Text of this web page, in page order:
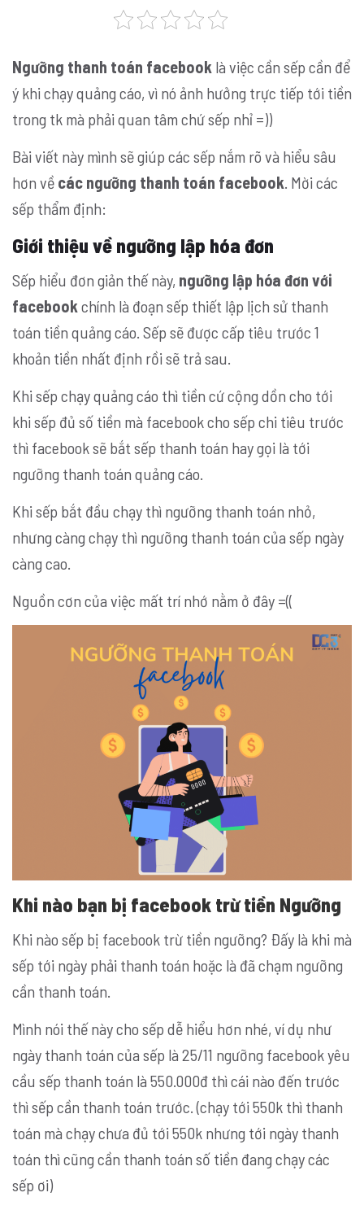
Ngưỡng thanh toán facebook là việc cần sếp cần để
ý khi chạy quảng cáo, vì nó ảnh hưởng trực tiếp tới tiền
trong tk mà phải quan tâm chứ sếp nhỉ =))
Bài viết này mình sẽ giúp các sếp nắm rõ và hiểu sâu
hơn về các ngưỡng thanh toán facebook. Mời các
sếp thẩm định:
Giới thiệu về ngưỡng lập hóa đơn
Sếp hiểu đơn giản thế này, ngưỡng lập hóa đơn với
facebook chính là đoạn sếp thiết lập lịch sử thanh
toán tiền quảng cáo. Sếp sẽ được cấp tiêu trước 1
khoản tiền nhất định rồi sẽ trả sau.
Khi sếp chạy quảng cáo thì tiền cứ cộng dồn cho tới
khi sếp đủ số tiền mà facebook cho sếp chi tiêu trước
thì facebook sẽ bắt sếp thanh toán hay gọi là tới
ngưỡng thanh toán quảng cáo.
Khi sếp bắt đầu chạy thì ngưỡng thanh toán nhỏ,
nhưng càng chạy thì ngưỡng thanh toán của sếp ngày
càng cao.
Nguồn cơn của việc mất trí nhớ nằm ở đây =((
Khi nào bạn bị facebook trừ tiền Ngưỡng
Khi nào sếp bị facebook trừ tiền ngưỡng? Đấy là khi mà
sếp tới ngày phải thanh toán hoặc là đã chạm ngưỡng
cần thanh toán.
Mình nói thế này cho sếp dễ hiểu hơn nhé, ví dụ như
ngày thanh toán của sếp là 25/11 ngưỡng facebook yêu
cầu sếp thanh toán là 550.000đ thì cái nào đến trước
thì sếp cần thanh toán trước. (chạy tới 550k thì thanh
toán mà chạy chưa đủ tới 550k nhưng tới ngày thanh
toán thì cũng cần thanh toán số tiền đang chạy các
sếp ơi)